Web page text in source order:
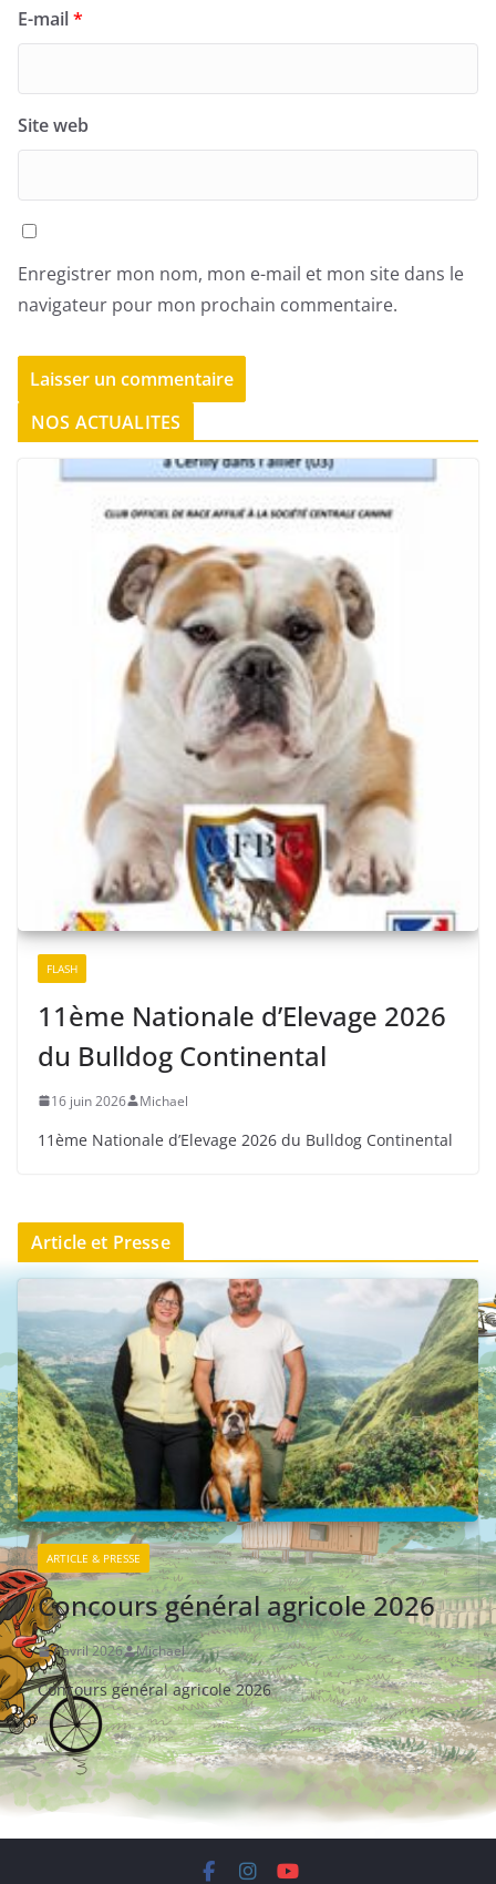
E-mail*
Site web
Enregistrer mon nom, mon e-mail et mon site dans le
navigateur pour mon prochain commentaire.
NOS ACTUALITES
FLASH
11ème Nationale d’Elevage 2026
du Bulldog Continental
16 juin 2026 Michael
11ème Nationale d’Elevage 2026 du Bulldog Continental
Article et Presse
ARTICLE & PRESSE
Concours général agricole 2026
7 avril 2026 Michael
Concours général agricole 2026